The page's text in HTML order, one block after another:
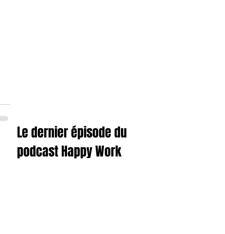
Le dernier épisode du
podcast Happy Work